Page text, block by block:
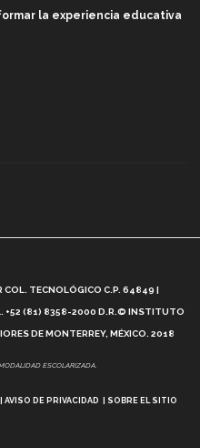
la experiencia educativa
Educativo Tec? (video)
e Inteligencia Artificial, Paola
COL. TECNOLÓGICO C.P. 64849 |
+52 (81) 8358-2000 D.R.© INSTITUTO
DE MONTERREY, MÉXICO. 2018
ESCOLARIZADA.
AVISO DE PRIVACIDAD SOBRE EL SITIO